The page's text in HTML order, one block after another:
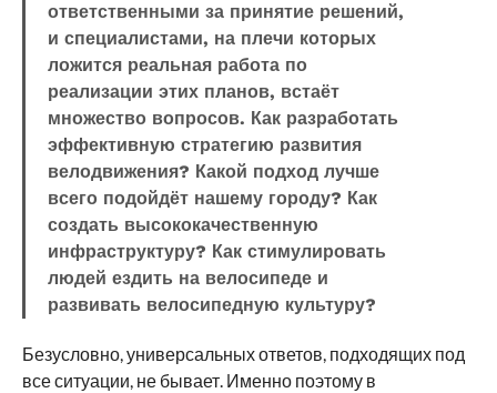
ответственными за принятие решений,
и специалистами, на плечи которых
ложится реальная работа по
реализации этих планов, встаёт
множество вопросов. Как разработать
эффективную стратегию развития
велодвижения? Какой подход лучше
всего подойдёт нашему городу? Как
создать высококачественную
инфраструктуру? Как стимулировать
людей ездить на велосипеде и
развивать велосипедную культуру?
Безусловно, универсальных ответов, подходящих под
все ситуации, не бывает. Именно поэтому в